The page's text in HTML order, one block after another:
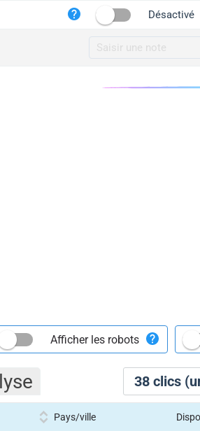
2no.co
yip.su
iplogger.info
Désactivé
38 clics
Afficher les robots
Pays/ville